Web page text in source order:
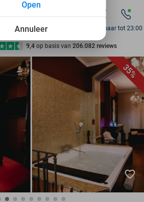
7 dagen per week beschikbaar
10+ miljoen leden
9,4 op basis van 206.082 reviews
Ontdek 15.000+ deals
7 dagen per week beschikbaar
10+ miljoen leden
Bereikbaar tot 23:00
35%
favorite_border
Annuleer
Open